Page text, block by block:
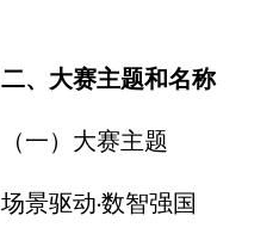
二、大赛主题和名称
（一）大赛主题
场景驱动·数智强国